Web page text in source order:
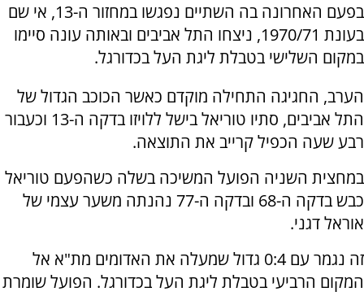
בפעם האחרונה בה השתיים נפגשו במחזור ה-13, אי שם
בעונת 1970/71, ניצחו התל אביבים ובאותה עונה סיימו
במקום השלישי בטבלת ליגת העל בכדורגל.
הערב, החגיגה התחילה מוקדם כאשר הכוכב הגדול של
התל אביבים, סתיו טוריאל בישל ללויזו בדקה ה-13 וכעבור
רבע שעה הכפיל קרייב את התוצאה.
במחצית השניה הפועל המשיכה בשלה כשהפעם טוריאל
כבש בדקה ה-68 ובדקה ה-77 נהנתה משער עצמי של
אוראל דגני.
זה נגמר עם 0:4 גדול שמעלה את האדומים מת"א אל
המקום הרביעי בטבלת ליגת העל בכדורגל. הפועל שומרת